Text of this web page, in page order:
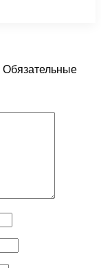
Обязательные